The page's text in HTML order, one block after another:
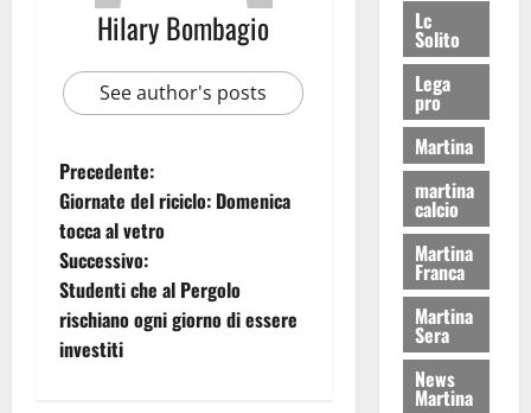
Hilary Bombagio
See author's posts
Precedente:
Giornate del riciclo: Domenica
tocca al vetro
Successivo:
Studenti che al Pergolo
rischiano ogni giorno di essere
investiti
Lc
Solito
Lega
pro
Martina
martina
calcio
Martina
Franca
Martina
Sera
News
Martina